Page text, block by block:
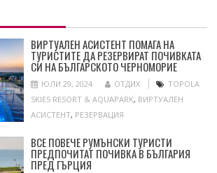
ВИРТУАЛЕН АСИСТЕНТ ПОМАГА НА
ТУРИСТИТЕ ДА РЕЗЕРВИРАТ ПОЧИВКАТА
СИ НА БЪЛГАРСКОТО ЧЕРНОМОРИЕ
ЮЛИ 29, 2024 ОТДИХ
TOPOLA
SKIES RESORT & AQUAPARK, ВИРТУАЛЕН
АСИСТЕНТ, РЕЗЕРВАЦИЯ
ВСЕ ПОВЕЧЕ РУМЪНСКИ ТУРИСТИ
ПРЕДПОЧИТАТ ПОЧИВКА В БЪЛГАРИЯ
ПРЕД ГЪРЦИЯ